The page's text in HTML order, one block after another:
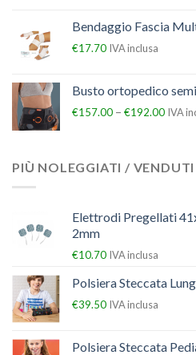
Bendaggio Fascia
€17.70 IVA inclusa
Busto ortopedico
€157.00 – €192.00 IVA
PIÙ NOLEGGIATI / VENDUTI
Elettrodi Pregellati
2mm
€10.70 IVA inclusa
Polsiera Steccata
€39.50 IVA inclusa
Polsiera Steccata